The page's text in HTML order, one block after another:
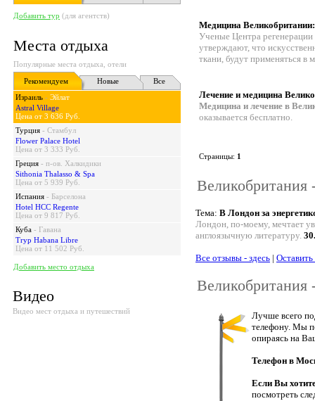
Добавить тур (для агентств)
Места отдыха
Популярные места отдыха, отели
Рекомендуем
Новые
Все
Израиль - Эйлат
Astral Village
Цена от 3 636 Руб.
Турция - Стамбул
Flower Palace Hotel
Цена от 3 333 Руб.
Греция - п-ов. Халкидики
Sithonia Thalasso & Spa
Цена от 5 939 Руб.
Испания - Барселона
Hotel HCC Regente
Цена от 9 817 Руб.
Куба - Гавана
Tryp Habana Libre
Цена от 11 502 Руб.
Добавить место отдыха
Видео
Видео мест отдыха и путешествий
Медицина
Ученые Центра
утверждают, что
ткани, будут применяться в
Лечение и медицина
Медицина и лечение в
оказывается бесплатно.
Страницы: 1
Великобритания
Тема: В Лондон за
Лондон, по-моему, мечтает
англоязычную литературу.
Все отзывы - здесь |
Великобритания
Лучше всего
телефону. Мы
опираясь на
Телефон в
Если Вы
посмотреть